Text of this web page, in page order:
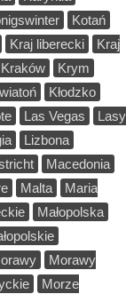
Kotań
Kraj liberecki
Kraj
Kraków
Krym
Kłodzko
Las Vegas
Lasy
Lizbona
Macedonia
Malta
Maria
Małopolska
Morawy
Morze